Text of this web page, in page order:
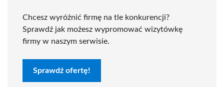
Chcesz wyróżnić firmę na tle konkurencji?
Sprawdź jak możesz wypromować wizytówkę
firmy w naszym serwisie.
Sprawdź ofertę!